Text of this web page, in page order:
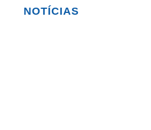
NOTÍCIAS